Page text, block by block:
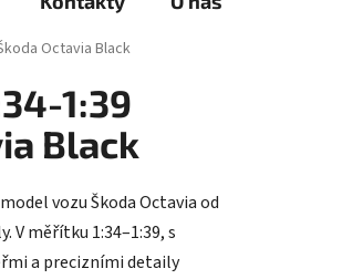
Octavia Black
1:39
Black
vozu Škoda Octavia od
V měřítku 1:34–1:39, s
a precizními detaily